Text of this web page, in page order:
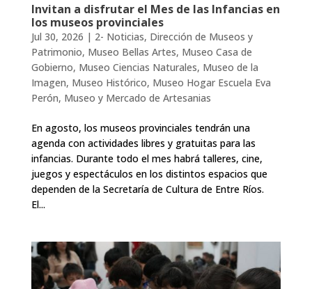
Invitan a disfrutar el Mes de las Infancias en
los museos provinciales
Jul 30, 2026 | 2- Noticias, Dirección de Museos y
Patrimonio, Museo Bellas Artes, Museo Casa de
Gobierno, Museo Ciencias Naturales, Museo de la
Imagen, Museo Histórico, Museo Hogar Escuela Eva
Perón, Museo y Mercado de Artesanias
En agosto, los museos provinciales tendrán una
agenda con actividades libres y gratuitas para las
infancias. Durante todo el mes habrá talleres, cine,
juegos y espectáculos en los distintos espacios que
dependen de la Secretaría de Cultura de Entre Ríos.
El...